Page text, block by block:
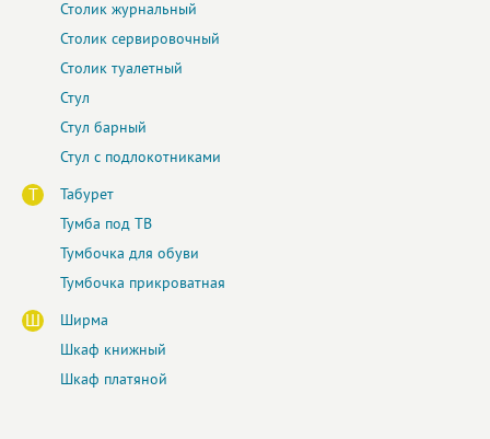
Столик журнальный
Столик сервировочный
Столик туалетный
Стул
Стул барный
Стул с подлокотниками
Т
Табурет
Тумба под ТВ
Тумбочка для обуви
Тумбочка прикроватная
Ш
Ширма
Шкаф книжный
Шкаф платяной